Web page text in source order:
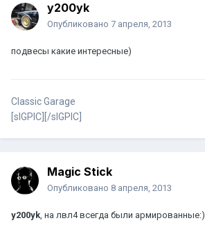
y200yk
Опубликовано 7 апреля, 2013
подвесы какие интересные)
Classic Garage
[sIGPIC][/sIGPIC]
Magic Stick
Опубликовано 8 апреля, 2013
y200yk, на лвл4 всегда были армированные:)